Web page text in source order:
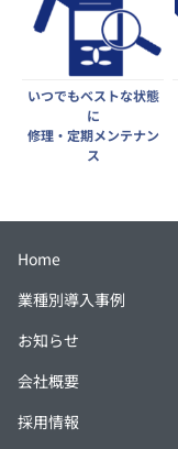
いつでもベストな状態
に
修理・定期メンテナン
ス
Home
業種別導入事例
お知らせ
会社概要
採用情報